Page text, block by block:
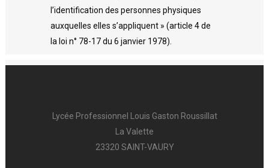
l’identification des personnes physiques
auxquelles elles s’appliquent » (article 4 de
la loi n° 78-17 du 6 janvier 1978).
Lycée Professionnel Louis Gaston Roussillat
La Valette
23320 SAINT-VAURY